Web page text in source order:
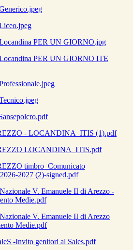
PER UN GIORNO.jpg
PER UN GIORNO ITE
- LOCANDINA_ITIS (1).pdf
LOCANDINA_ITIS.pdf
timbro_Comunicato
2027 (2)-signed.pdf
V. Emanuele II di Arezzo -
Medie.pdf
V. Emanuele II di Arezzo
Medie.pdf
-Invito genitori al Sales.pdf